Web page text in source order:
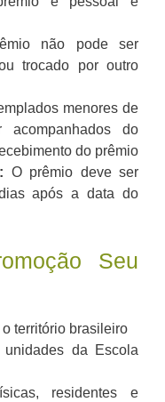
não pode ser
trocado por outro
menores de
do
do prêmio
O prêmio deve ser
após a data do
Seu
território brasileiro
unidades da Escola
residentes e